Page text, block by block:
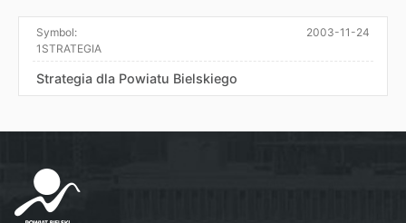
Symbol:
1STRATEGIA
2003-11-24
Strategia dla Powiatu Bielskiego